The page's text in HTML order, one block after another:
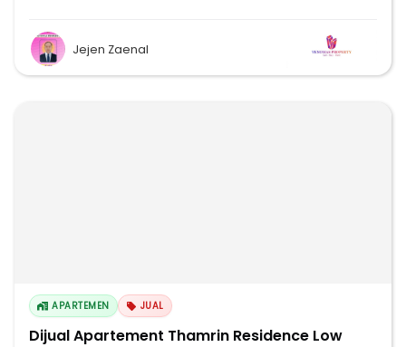
Jejen Zaenal
APARTEMEN JUAL
Dijual Apartement Thamrin Residence Low